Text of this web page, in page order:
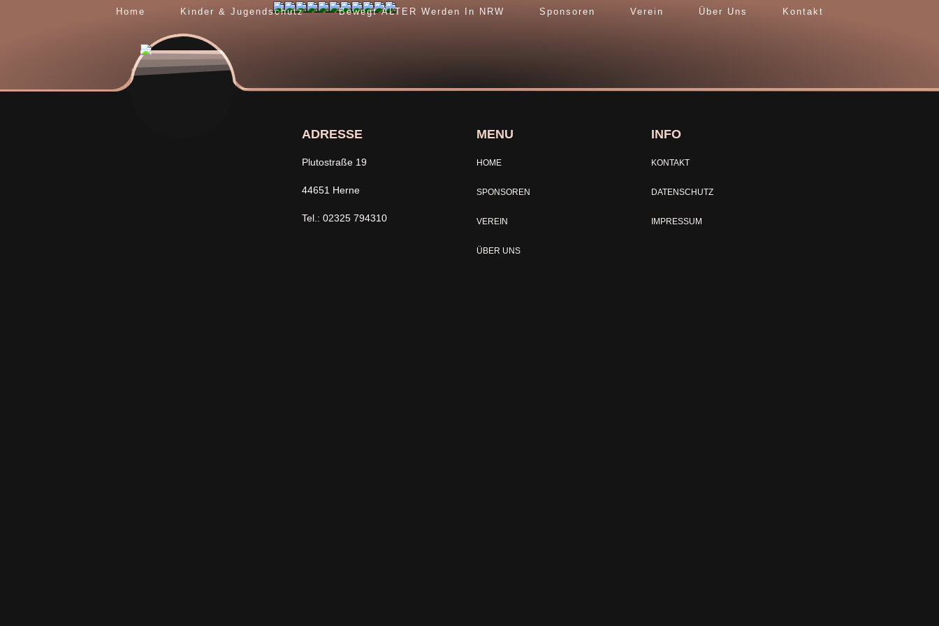
Home Kinder & Jugendschutz Bewegt ÄLTER Werden In NRW Sponsoren Verein Über Uns Kontakt
Sonntag
ADRESSE
Plutostraße 19
44651 Herne
Tel.: 02325 794310
MENU
HOME
SPONSOREN
VEREIN
ÜBER UNS
INFO
KONTAKT
DATENSCHUTZ
IMPRESSUM